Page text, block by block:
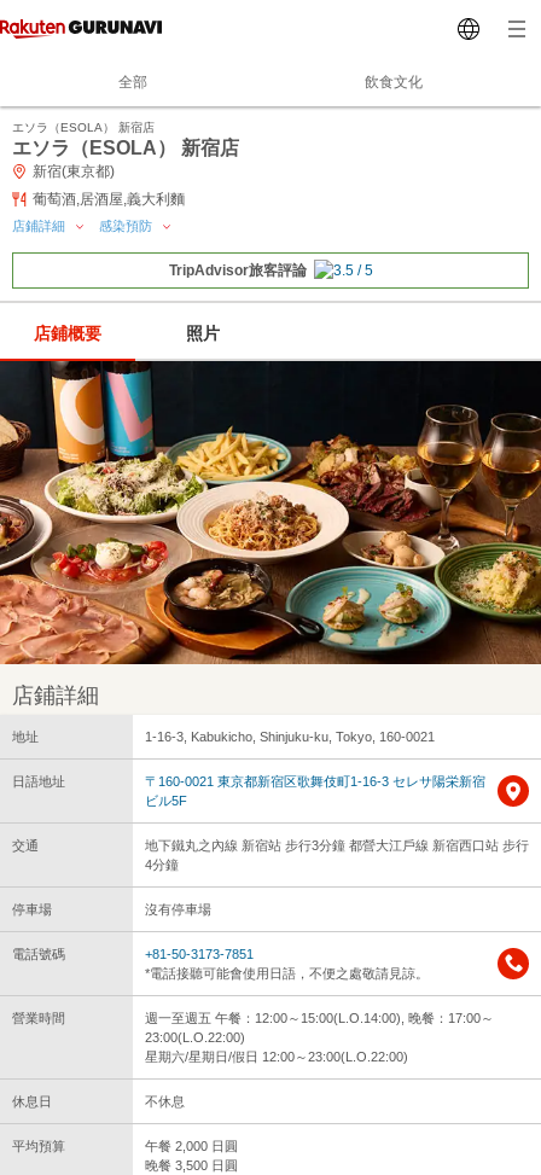
全部 飲食文化
エソラ（ESOLA） 新宿店
エソラ（ESOLA） 新宿店
新宿(東京都)
葡萄酒,居酒屋,義大利麵
店鋪詳細 感染預防
TripAdvisor旅客評論
店鋪概要 照片
店鋪詳細
地址 1-16-3, Kabukicho, Shinjuku-ku, Tokyo, 160-0021
日語地址
〒160-0021 東京都新宿区歌舞伎町1-16-3 セレサ陽栄新宿
ビル5F
交通
地下鐵丸之內線 新宿站 步行3分鐘 都營大江戶線 新宿西口站 步行
4分鐘
停車場 沒有停車場
電話號碼
+81-50-3173-7851
*電話接聽可能會使用日語，不便之處敬請見諒。
營業時間
週一至週五 午餐：12:00～15:00(L.O.14:00), 晚餐：17:00～
23:00(L.O.22:00)
星期六/星期日/假日 12:00～23:00(L.O.22:00)
休息日 不休息
平均預算
午餐 2,000 日圓
晚餐 3,500 日圓